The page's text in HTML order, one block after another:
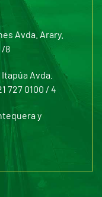
Avda. Arary.
/8
Avda.
727 0100 / 4
y